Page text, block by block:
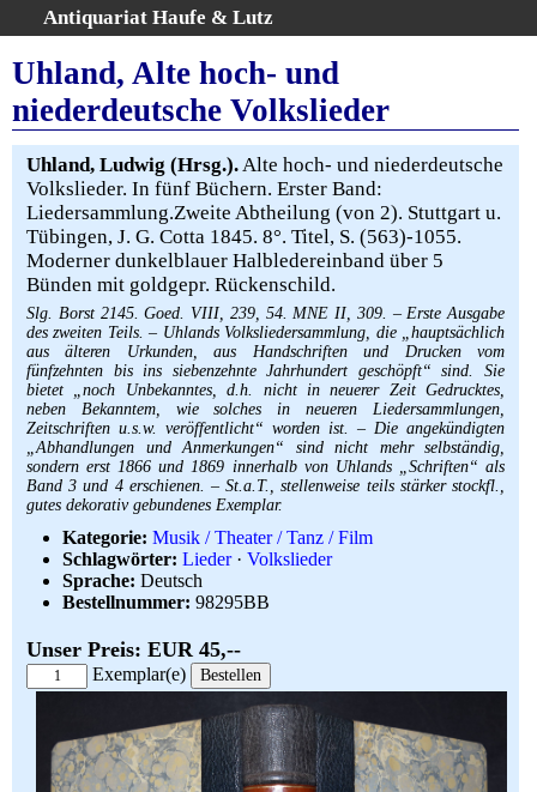
Antiquariat Haufe & Lutz
Home
Gesamtbestand
Erweiterte Suche
Kategorien
Schlagwörter
Warenkorb
AGB
Widerruf
Über uns
Aktuelle Kataloge
Kontakt
Ankauf
Links
Impressum
Uhland, Alte hoch- und
niederdeutsche Volkslieder
Uhland, Ludwig (Hrsg.).Alte hoch- und niederdeutsche
Volkslieder. In fünf Büchern. Erster Band:
Liedersammlung.Zweite Abtheilung (von 2). Stuttgart u.
Tübingen, J. G. Cotta 1845. 8°. Titel, S. (563)-1055.
Moderner dunkelblauer Halbledereinband über 5
Bünden mit goldgepr. Rückenschild.
Slg. Borst 2145. Goed. VIII, 239, 54. MNE II, 309. – Erste Ausgabe
des zweiten Teils. – Uhlands Volksliedersammlung, die „hauptsächlich
aus älteren Urkunden, aus Handschriften und Drucken vom
fünfzehnten bis ins siebenzehnte Jahrhundert geschöpft“ sind. Sie
bietet „noch Unbekanntes, d.h. nicht in neuerer Zeit Gedrucktes,
neben Bekanntem, wie solches in neueren Liedersammlungen,
Zeitschriften u.s.w. veröffentlicht“ worden ist. – Die angekündigten
„Abhandlungen und Anmerkungen“ sind nicht mehr selbständig,
sondern erst 1866 und 1869 innerhalb von Uhlands „Schriften“ als
Band 3 und 4 erschienen. – St.a.T., stellenweise teils stärker stockfl.,
gutes dekorativ gebundenes Exemplar.
Kategorie: Musik / Theater / Tanz / Film
Schlagwörter: Lieder· Volkslieder
Sprache: Deutsch
Bestellnummer: 98295BB
Unser Preis: EUR 45,--
Exemplar(e)